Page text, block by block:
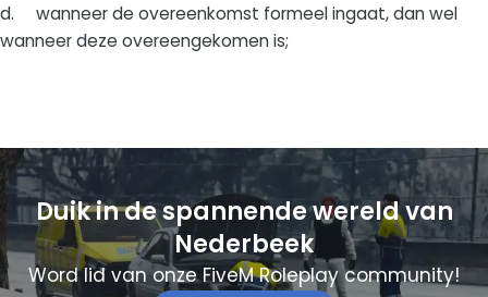
d. wanneer de overeenkomst formeel ingaat, dan wel
wanneer deze overeengekomen is;
Duik in de spannende wereld van
Nederbeek
Word lid van onze FiveM Roleplay community!